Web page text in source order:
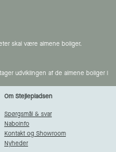
skal være almene boliger.
udviklingen af de almene boliger i
Om Stejlepladsen
Spørgsmål & svar
Naboinfo
Kontakt og Showroom
Nyheder